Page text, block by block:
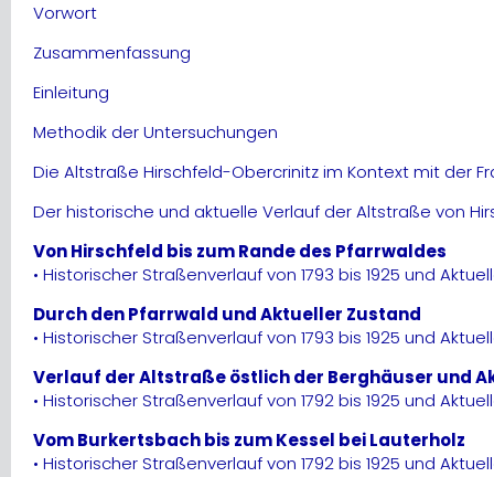
Vorwort
Zusammenfassung
Einleitung
Methodik der Untersuchungen
Die Altstraße Hirschfeld-Obercrinitz im Kontext mit der
Der historische und aktuelle Verlauf der Altstraße von
Von Hirschfeld bis zum Rande des Pfarrwaldes
• Historischer Straßenverlauf von 1793 bis 1925 und
Durch den Pfarrwald und Aktueller Zustand
• Historischer Straßenverlauf von 1793 bis 1925 und
Verlauf der Altstraße östlich der Berghäuser und
• Historischer Straßenverlauf von 1792 bis 1925 und
Vom Burkertsbach bis zum Kessel bei Lauterholz
• Historischer Straßenverlauf von 1792 bis 1925 und